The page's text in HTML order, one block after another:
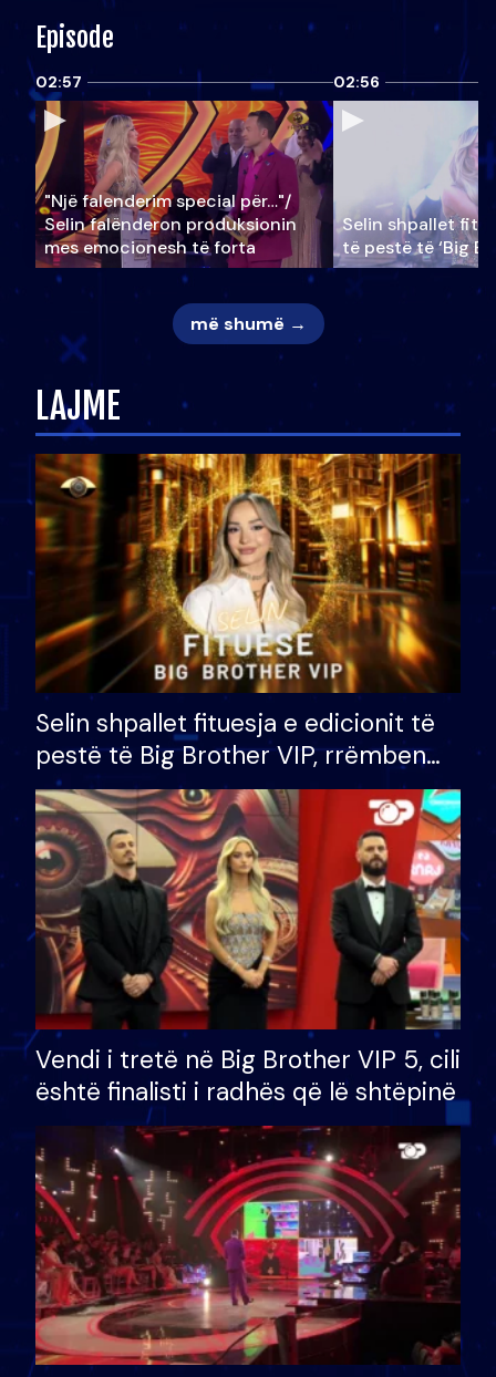
Episode
02:57
"Një falenderim special për…"/
Selin falënderon produksionin
mes emocionesh të forta
02:56
Selin shpallet
të pestë të ‘Big
më shumë →
LAJME
Selin shpallet fituesja e edicionit të
pestë të Big Brother VIP, rrëmben
çmimin e madh prej 100 mijë eurosh
Vendi i tretë në Big Brother VIP 5, cili
është finalisti i radhës që lë shtëpinë